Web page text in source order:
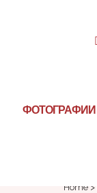
ФОТОГРАФИИ
Home >